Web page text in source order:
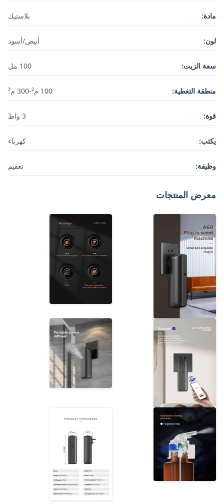
مادة: بلاستيك
لون: أبيض/أسود
سعة الزيت: 100 مل
منطقة التغطية: 100 م²-300 م³
قوة: 3 واط
يكتب: كهرباء
وظيفة: تعقيم
معرض المنتجات